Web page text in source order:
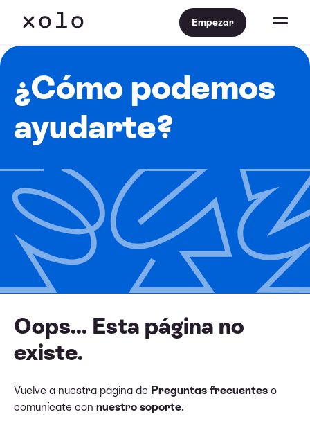
Empezar
¿Cómo podemos
ayudarte?
Oops... Esta página no
existe.
Vuelve a nuestra página de Preguntas frecuentes o
comunícate con nuestro soporte.